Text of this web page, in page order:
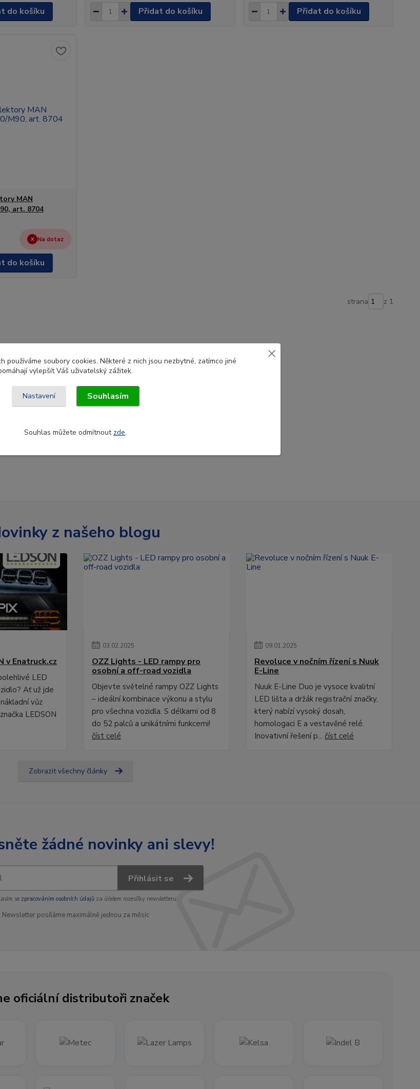
do košíku Přidat do košíku Přidat do košíku
MAN
art. 8704
Na dotaz
do košíku
strana z 1
z našeho blogu
v Enatruck.cz
LED
Ať už jde
vůz
LEDSON
03.02.2025
OZZ Lights - LED rampy pro
osobní a off-road vozidla
Objevte světelné rampy OZZ Lights
– ideální kombinace výkonu a stylu
pro všechna vozidla. S délkami od 8
do 52 palců a unikátními funkcemi!
číst celé
09.01.2025
Revoluce v nočním řízení s Nuuk
E-Line
Nuuk E-Line Duo je vysoce kvalitní
LED lišta a držák registrační značky,
který nabízí vysoký dosah,
homologaci E a vestavěné relé.
Inovativní řešení p...číst celé
Zobrazit všechny články
žádné novinky ani slevy!
Přihlásit se
se zpracováním osobních údajůza účelem rozesílky newsletteru.
Newsletter posíláme maximálně jednou za měsíc
oficiální distributoři značek
používáme soubory cookies. Některé z nich jsou nezbytné, zatímco jiné
vylepšít Váš uživatelský zážitek.
Nastavení Souhlasím
Souhlas můžete odmítnout zde.